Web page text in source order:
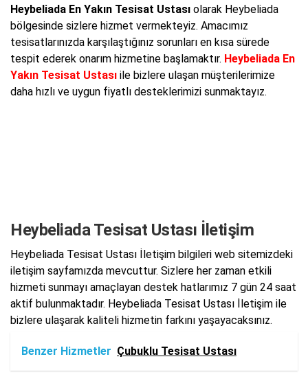
Heybeliada En Yakın Tesisat Ustası olarak Heybeliada
bölgesinde sizlere hizmet vermekteyiz. Amacımız
tesisatlarınızda karşılaştığınız sorunları en kısa sürede
tespit ederek onarım hizmetine başlamaktır. Heybeliada En
Yakın Tesisat Ustası ile bizlere ulaşan müşterilerimize
daha hızlı ve uygun fiyatlı desteklerimizi sunmaktayız.
Heybeliada Tesisat Ustası İletişim
Heybeliada Tesisat Ustası İletişim bilgileri web sitemizdeki
iletişim sayfamızda mevcuttur. Sizlere her zaman etkili
hizmeti sunmayı amaçlayan destek hatlarımız 7 gün 24 saat
aktif bulunmaktadır. Heybeliada Tesisat Ustası İletişim ile
bizlere ulaşarak kaliteli hizmetin farkını yaşayacaksınız.
Benzer Hizmetler Çubuklu Tesisat Ustası